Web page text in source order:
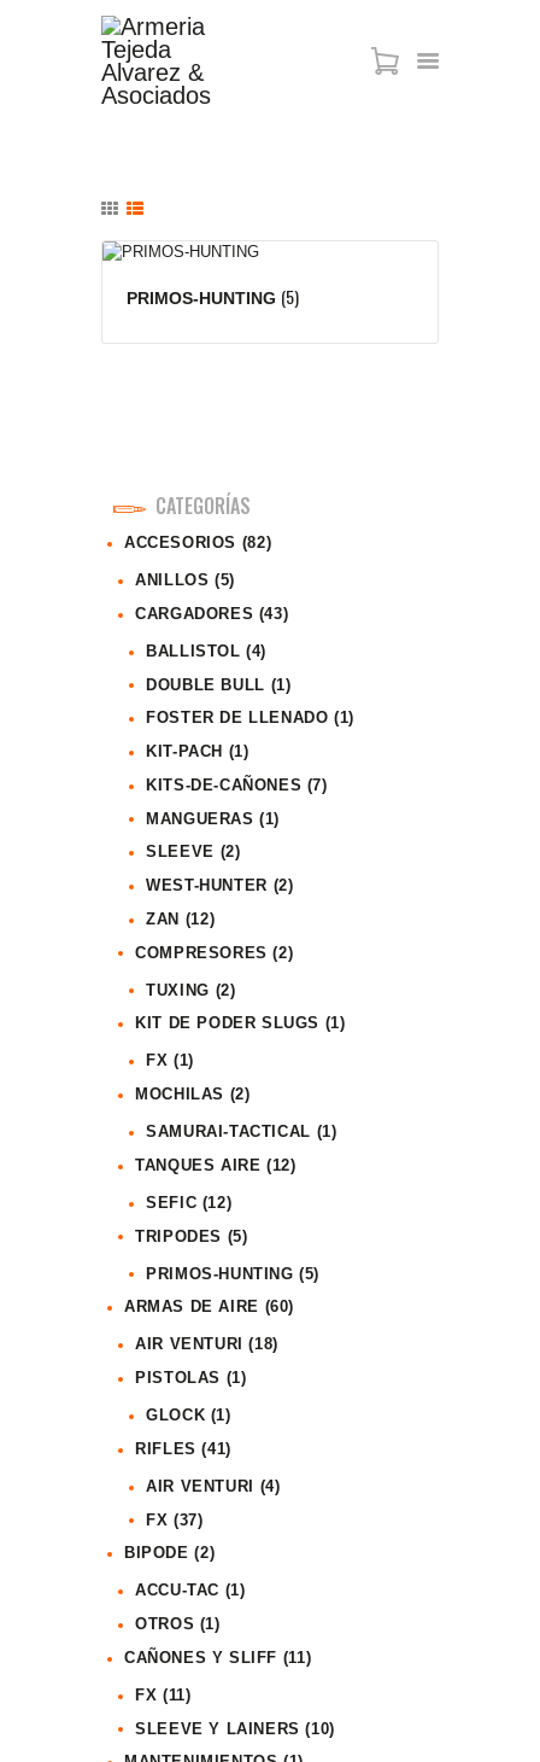
MUNICIONES
SABER TACTICAL
ACCESORIOS
PRIMOS-HUNTING (5)
CATEGORÍAS
ACCESORIOS (82)
ANILLOS (5)
CARGADORES (43)
BALLISTOL (4)
DOUBLE BULL (1)
FOSTER DE LLENADO (1)
KIT-PACH (1)
KITS-DE-CAÑONES (7)
MANGUERAS (1)
SLEEVE (2)
WEST-HUNTER (2)
ZAN (12)
COMPRESORES (2)
TUXING (2)
KIT DE PODER SLUGS (1)
FX (1)
MOCHILAS (2)
SAMURAI-TACTICAL (1)
TANQUES AIRE (12)
SEFIC (12)
TRIPODES (5)
PRIMOS-HUNTING (5)
ARMAS DE AIRE (60)
AIR VENTURI
(18)
PISTOLAS (1)
GLOCK (1)
RIFLES (41)
AIR VENTURI
(4)
FX (37)
BIPODE (2)
ACCU-TAC (1)
OTROS (1)
CAÑONES Y SLIFF (11)
FX (11)
SLEEVE Y LAINERS (10)